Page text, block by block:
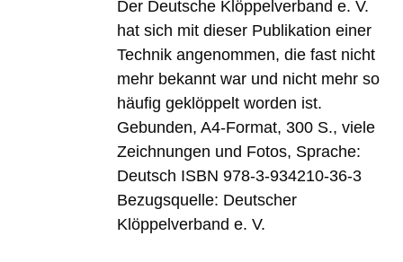
Der Deutsche Klöppelverband e. V.
hat sich mit dieser Publikation einer
Technik angenommen, die fast nicht
mehr bekannt war und nicht mehr so
häufig geklöppelt worden ist.
Gebunden, A4-Format, 300 S., viele
Zeichnungen und Fotos, Sprache:
Deutsch ISBN 978-3-934210-36-3
Bezugsquelle: Deutscher
Klöppelverband e. V.